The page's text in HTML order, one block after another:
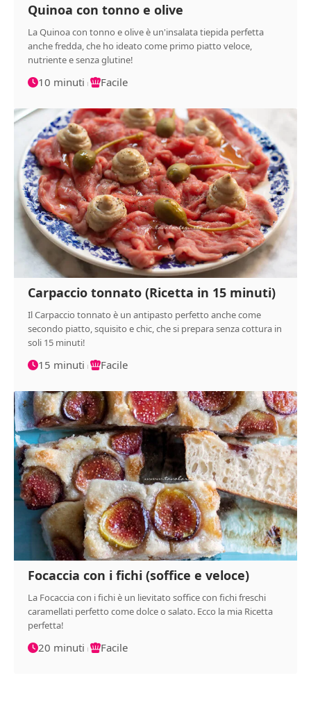
Quinoa con tonno e olive
La Quinoa con tonno e olive è un'insalata tiepida perfetta
anche fredda, che ho ideato come primo piatto veloce,
nutriente e senza glutine!
10 minuti Facile
Carpaccio tonnato (Ricetta in 15 minuti)
Il Carpaccio tonnato è un antipasto perfetto anche come
secondo piatto, squisito e chic, che si prepara senza cottura in
soli 15 minuti!
15 minuti Facile
Focaccia con i fichi (soffice e veloce)
La Focaccia con i fichi è un lievitato soffice con fichi freschi
caramellati perfetto come dolce o salato. Ecco la mia Ricetta
perfetta!
20 minuti Facile